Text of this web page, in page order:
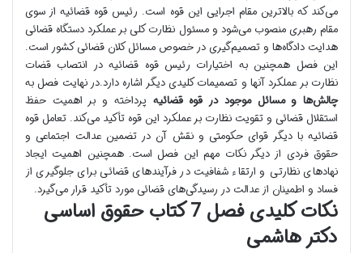
می‌کند که بالاترین مقام اجرایی این قوه است. رئیس قوه قضائیه از سوی
مقام رهبری منصوب می‌شود و مسئول نظارت کلی بر عملکرد دستگاه قضائی
هدایت دادگاه‌ها و تصمیم‌گیری در خصوص مسائل کلان قضائی کشور است.
این فصل همچنین به اختیارات رئیس قوه قضائیه در انتصاب قضات
نظارت بر عملکرد آنها و تصمیمات کلیدی دیگر اشاره دارد.در نهایت فصل به
چالش‌ها و مسائل موجود در قوه قضائیه پرداخته و بر اهمیت حفظ
استقلال قضائی و تقویت نظارت بر عملکرد این قوه تأکید می‌کند. تعامل قوه
قضائیه با دیگر قوای حکومتی و نقش آن در تضمین عدالت اجتماعی و
حقوق فردی از دیگر نکات مهم این فصل است. همچنین اهمیت ایجاد
نهادهای نظارتی و ارتقاء شفافیت در فرآیندهای قضائی برای جلوگیری از
فساد و اطمینان از عدالت در رسیدگی‌های قضائی مورد تأکید قرار می‌گیرد.
نکات کلیدی فصل 7 کتاب حقوق اساسی
دکتر هاشمی